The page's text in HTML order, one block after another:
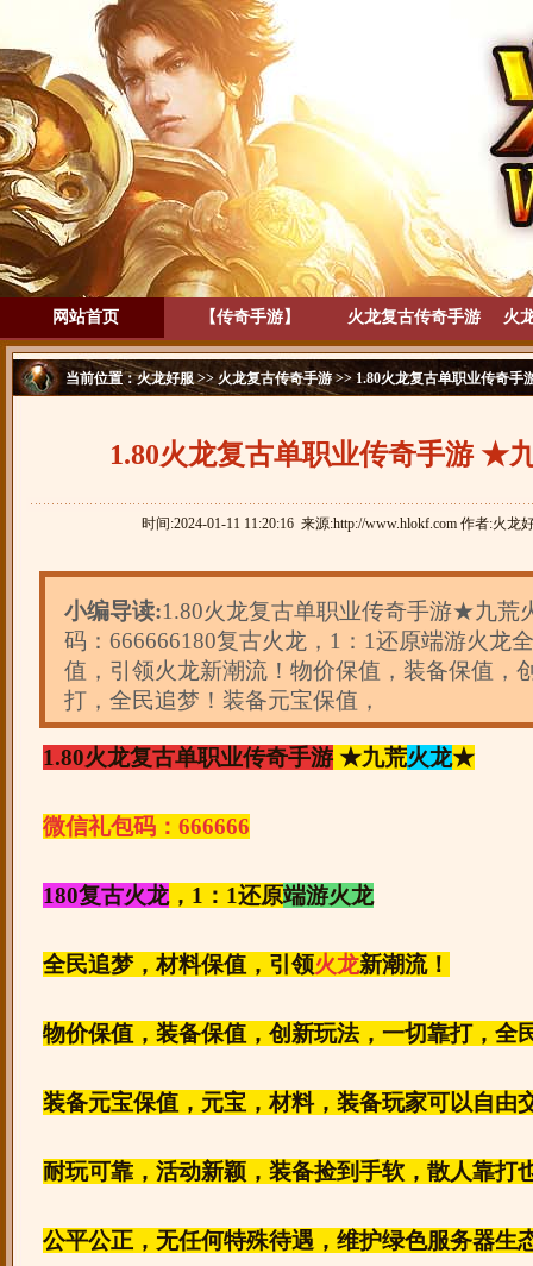
网站首页 【传奇手游】 火龙复古传奇手游 火
当前位置：火龙好服>>火龙复古传奇手游>> 1.80火龙复古单职业传奇
1.80火龙复古单职业传奇手游 ★
时间:2024-01-11 11:20:16 来源:http://www.hlokf.com 作者:火龙
小编导读:1.80火龙复古单职业传奇手游★九荒
码：666666180复古火龙，1：1还原端游火龙
值，引领火龙新潮流！物价保值，装备保值，
打，全民追梦！装备元宝保值，
1.80火龙复古单职业传奇手游★九荒火龙★
微信礼包码：666666
180复古火龙，1：1还原端游火龙
全民追梦，材料保值，引领火龙新潮流！
物价保值，装备保值，创新玩法，一切靠打，全
装备元宝保值，元宝，材料，装备玩家可以自由
耐玩可靠，活动新颖，装备捡到手软，散人靠打
公平公正，无任何特殊待遇，维护绿色服务器生